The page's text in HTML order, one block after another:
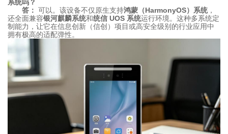
系统吗？
答： 可以。该设备不仅原生支持鸿蒙（HarmonyOS）系统，
还全面兼容银河麒麟系统和统信 UOS 系统运行环境。这种多系统定
制能力，让它在信息创新（信创）项目或高安全级别的行业应用中
拥有极高的适配弹性。